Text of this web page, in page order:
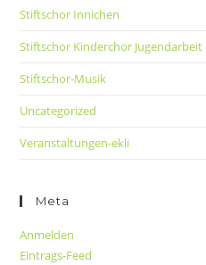
Stiftschor Innichen
Stiftschor Kinderchor Jugendarbeit
Stiftschor-Musik
Uncategorized
Veranstaltungen-ekli
Meta
Anmelden
Eintrags-Feed